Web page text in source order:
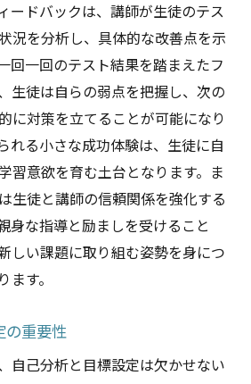
ードバックは、講師が生徒のテス
況を分析し、具体的な改善点を示
回一回のテスト結果を踏まえたフ
生徒は自らの弱点を把握し、次の
に対策を立てることが可能になり
れる小さな成功体験は、生徒に自
習意欲を育む土台となります。ま
生徒と講師の信頼関係を強化する
身な指導と励ましを受けること
しい課題に取り組む姿勢を身につ
す。
の重要性
自己分析と目標設定は欠かせない